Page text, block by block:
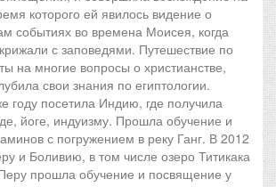
которого ей явилось видение о
событиях во времена Моисея, когда
с заповедями. Путешествие по
на многие вопросы о христианстве,
свои знания по египтологии.
году посетила Индию, где получила
йоге, индуизму. Прошла обучение и
с погружением в реку Ганг. В 2012
и Боливию, в том числе озеро Титикака
прошла обучение и посвящение у